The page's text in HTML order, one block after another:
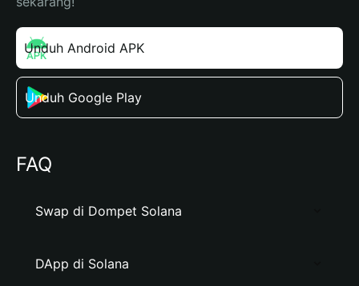
Unduh Android APK
Unduh Google Play
FAQ
Swap di Dompet Solana
DApp di Solana